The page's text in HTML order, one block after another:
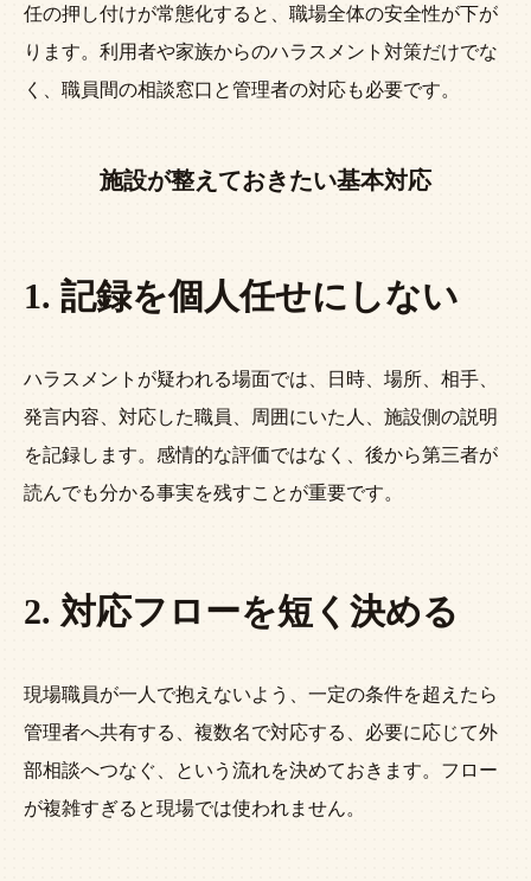
任の押し付けが常態化すると、職場全体の安全性が下が
ります。利用者や家族からのハラスメント対策だけでな
く、職員間の相談窓口と管理者の対応も必要です。
施設が整えておきたい基本対応
1. 記録を個人任せにしない
ハラスメントが疑われる場面では、日時、場所、相手、
発言内容、対応した職員、周囲にいた人、施設側の説明
を記録します。感情的な評価ではなく、後から第三者が
読んでも分かる事実を残すことが重要です。
2. 対応フローを短く決める
現場職員が一人で抱えないよう、一定の条件を超えたら
管理者へ共有する、複数名で対応する、必要に応じて外
部相談へつなぐ、という流れを決めておきます。フロー
が複雑すぎると現場では使われません。